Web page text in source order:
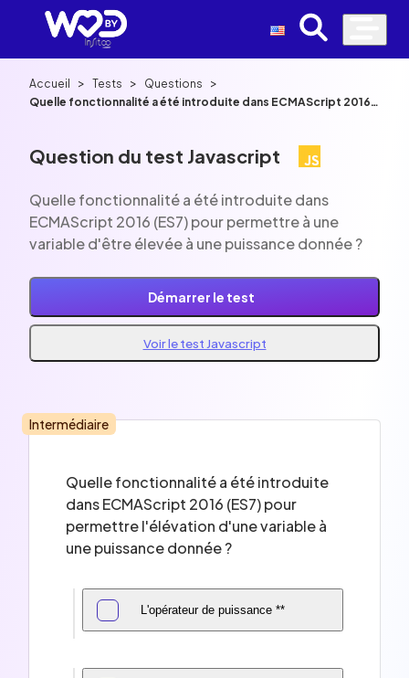
Accueil > Tests > Questions >
Quelle fonctionnalité a été introduite dans ECMAScript 2016
Question du test Javascript
Quelle fonctionnalité a été introduite dans
ECMAScript 2016 (ES7) pour permettre à une
variable d'être élevée à une puissance donnée ?
Démarrer le test
Voir le test Javascript
Intermédiaire
Quelle fonctionnalité a été introduite
dans ECMAScript 2016 (ES7) pour
permettre l'élévation d'une variable à
une puissance donnée ?
L'opérateur de puissance **